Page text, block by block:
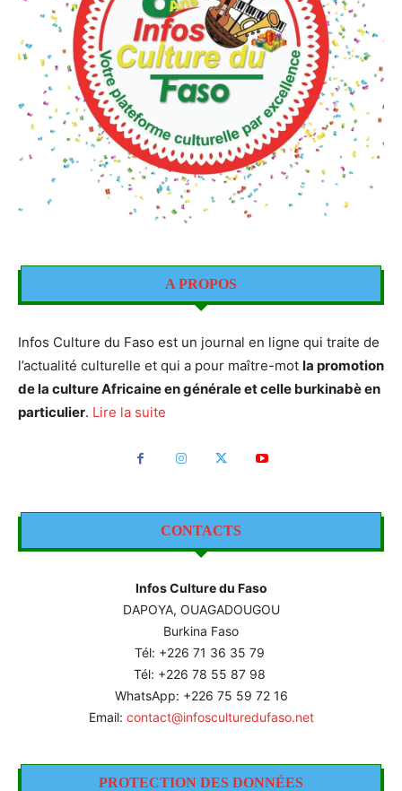
A PROPOS
Infos Culture du Faso est un journal en ligne qui traite de
l’actualité culturelle et qui a pour maître-mot la promotion
de la culture Africaine en générale et celle burkinabè en
particulier. Lire la suite
CONTACTS
Infos Culture du Faso
DAPOYA, OUAGADOUGOU
Burkina Faso
Tél: +226 71 36 35 79
Tél: +226 78 55 87 98
WhatsApp: +226 75 59 72 16
Email: contact@infosculturedufaso.net
PROTECTION DES DONNÉES